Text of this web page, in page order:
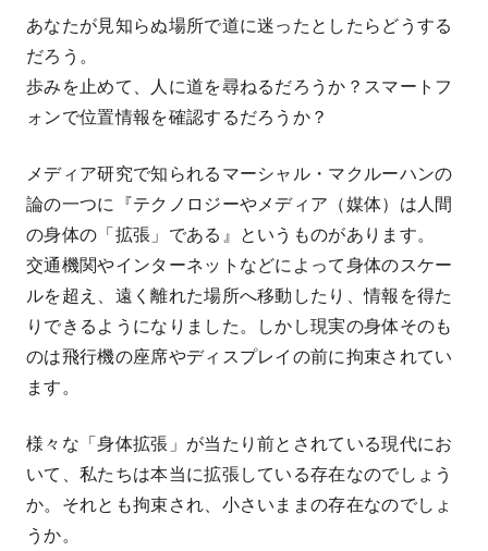
あなたが見知らぬ場所で道に迷ったとしたらどうする
だろう。
歩みを止めて、人に道を尋ねるだろうか？スマートフ
ォンで位置情報を確認するだろうか？
メディア研究で知られるマーシャル・マクルーハンの
論の一つに『テクノロジーやメディア（媒体）は人間
の身体の「拡張」である』というものがあります。
交通機関やインターネットなどによって身体のスケー
ルを超え、遠く離れた場所へ移動したり、情報を得た
りできるようになりました。しかし現実の身体そのも
のは飛行機の座席やディスプレイの前に拘束されてい
ます。
様々な「身体拡張」が当たり前とされている現代にお
いて、私たちは本当に拡張している存在なのでしょう
か。それとも拘束され、小さいままの存在なのでしょ
うか。